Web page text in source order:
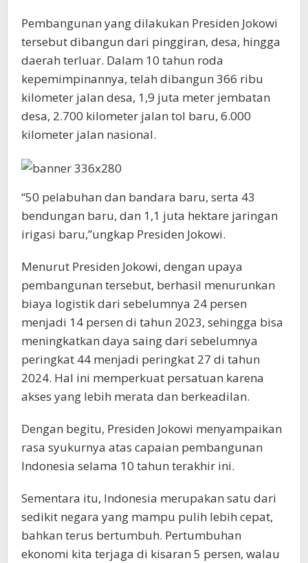
Pembangunan yang dilakukan Presiden Jokowi
tersebut dibangun dari pinggiran, desa, hingga
daerah terluar. Dalam 10 tahun roda
kepemimpinannya, telah dibangun 366 ribu
kilometer jalan desa, 1,9 juta meter jembatan
desa, 2.700 kilometer jalan tol baru, 6.000
kilometer jalan nasional.
“50 pelabuhan dan bandara baru, serta 43
bendungan baru, dan 1,1 juta hektare jaringan
irigasi baru,”ungkap Presiden Jokowi.
Menurut Presiden Jokowi, dengan upaya
pembangunan tersebut, berhasil menurunkan
biaya logistik dari sebelumnya 24 persen
menjadi 14 persen di tahun 2023, sehingga bisa
meningkatkan daya saing dari sebelumnya
peringkat 44 menjadi peringkat 27 di tahun
2024. Hal ini memperkuat persatuan karena
akses yang lebih merata dan berkeadilan.
Dengan begitu, Presiden Jokowi menyampaikan
rasa syukurnya atas capaian pembangunan
Indonesia selama 10 tahun terakhir ini.
Sementara itu, Indonesia merupakan satu dari
sedikit negara yang mampu pulih lebih cepat,
bahkan terus bertumbuh. Pertumbuhan
ekonomi kita terjaga di kisaran 5 persen, walau